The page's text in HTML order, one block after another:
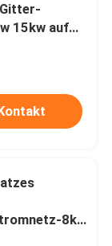
15kw auf
8kw